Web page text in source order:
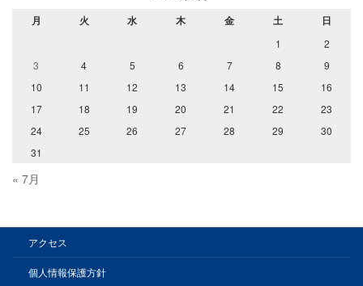
月 火 水 木 金 土 日
1
2
3
4 5 6 7 8
9
10
11 12 13 14 15
16
17
18 19 20 21 22
23
24
25 26 27 28 29
30
31
« 7月
アクセス
個人情報保護方針